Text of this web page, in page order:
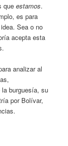
queestamos.
es para
Sea o no
acepta esta
analizar al
burguesía, su
por Bolívar,